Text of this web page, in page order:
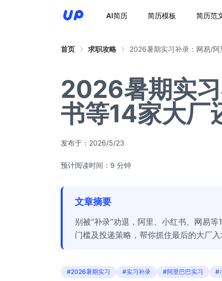
AI简历 简历模板 简历范
首页 求职攻略 2026暑期实习补录：网易/
2026暑期实
书等14家大厂
发布于： 2026/5/23
预计阅读时间：9 分钟
文章摘要
别被“补录”劝退，阿里、小红书、网易
门槛及投递策略，帮你抓住最后的大厂入
#2026暑期实习 #实习补录 #阿里巴巴实习 #